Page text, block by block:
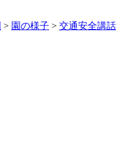
> 園の様子 > 交通安全講話